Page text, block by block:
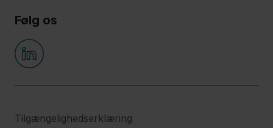
Følg os
Tilgængelighedserklæring